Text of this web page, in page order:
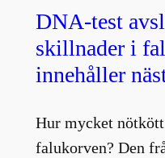
DNA-test
skillnader i
innehåller
Hur mycket
falukorven? Den